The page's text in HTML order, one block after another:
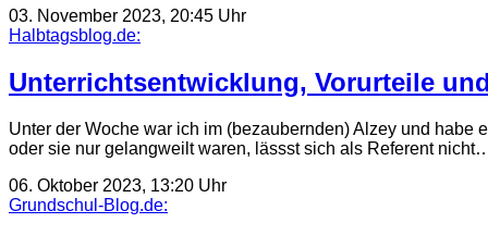
03. November 2023, 20:45 Uhr
Halbtagsblog.de:
Unterrichtsentwicklung, Vorurteile
Unter der Woche war ich im (bezaubernden) Alzey und
oder sie nur gelangweilt waren, lässst sich als Referent
06. Oktober 2023, 13:20 Uhr
Grundschul-Blog.de: